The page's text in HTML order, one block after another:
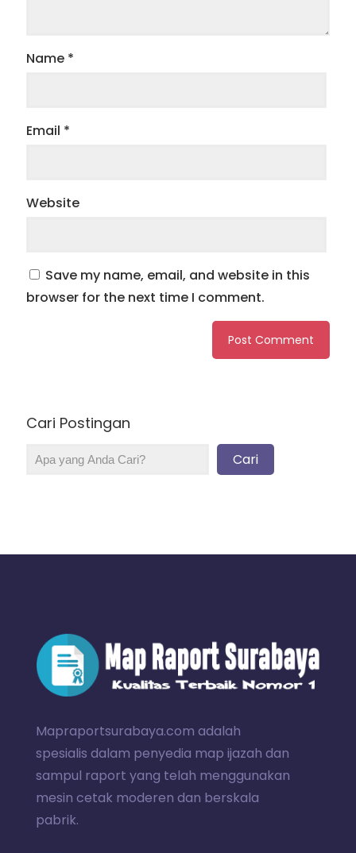
Name *
Email *
Website
Save my name, email, and website in this
browser for the next time I comment.
Cari Postingan
Cari
Mapraportsurabaya.com adalah
spesialis dalam penyedia map ijazah dan
sampul raport yang telah menggunakan
mesin cetak moderen dan berskala
pabrik.